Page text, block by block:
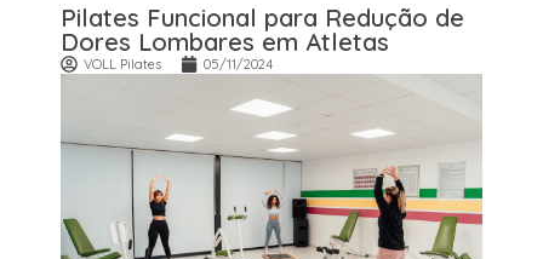
Pilates Funcional para Redução de
Dores Lombares em Atletas
VOLL Pilates 05/11/2024